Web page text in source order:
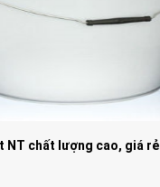
NT chất lượng cao, giá rẻ